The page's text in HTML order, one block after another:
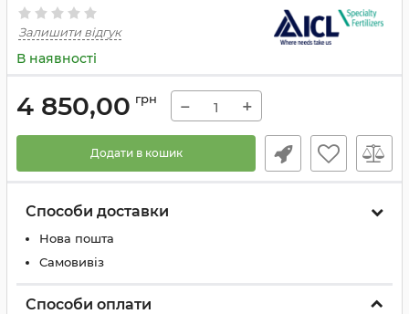
Залишити відгук
В наявності
4 850,00 грн − +
Додати в кошик
Способи доставки
Нова пошта
Самовивіз
Способи оплати